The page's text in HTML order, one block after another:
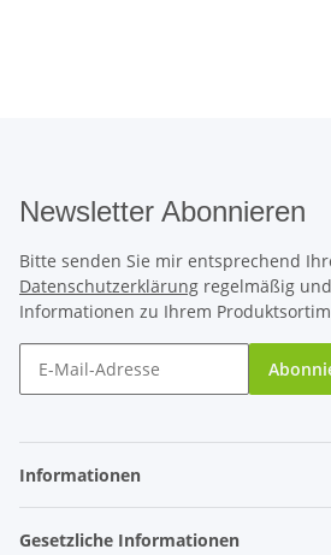
Newsletter Abonnieren
Bitte senden Sie mir entsprechend
Datenschutzerklärung regelmäßig
Informationen zu Ihrem
Informationen
Gesetzliche Informationen